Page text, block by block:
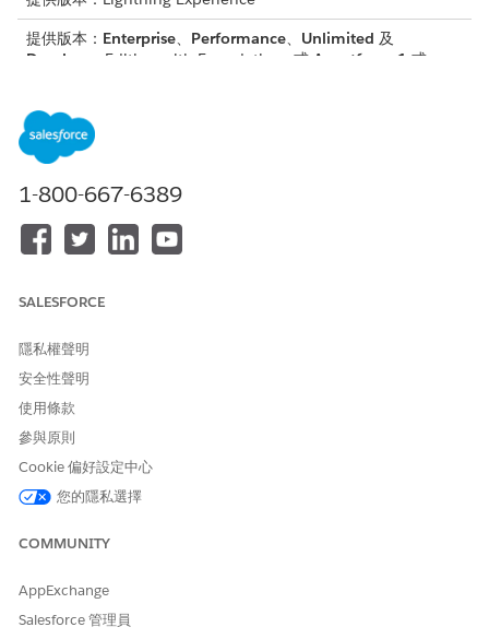
提供版本： Enterprise、 Performance、 Unlimited 及
Developer
Edition with Foundations,或 Agentforce 1 或
所需的使用者權限
請參閱標準工作人員動作的
動作詳細資料
參照動作類型
此動作是否會執行一或多個提
示範本?
需要設定
另請參照：
Agentforce for Commerce
1-800-667-6389
SALESFORCE
隱私權聲明
安全性聲明
使用條款
參與原則
Cookie 偏好設定中心
您的隱私選擇
COMMUNITY
AppExchange
Salesforce 管理員